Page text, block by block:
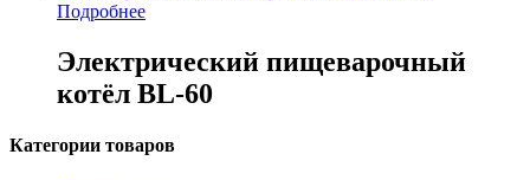
Подробнее
Электрический пищеварочный
котёл BL-60
Категории товаров